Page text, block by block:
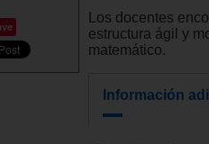
Los docentes
estructura ágil y
matemático.
Información